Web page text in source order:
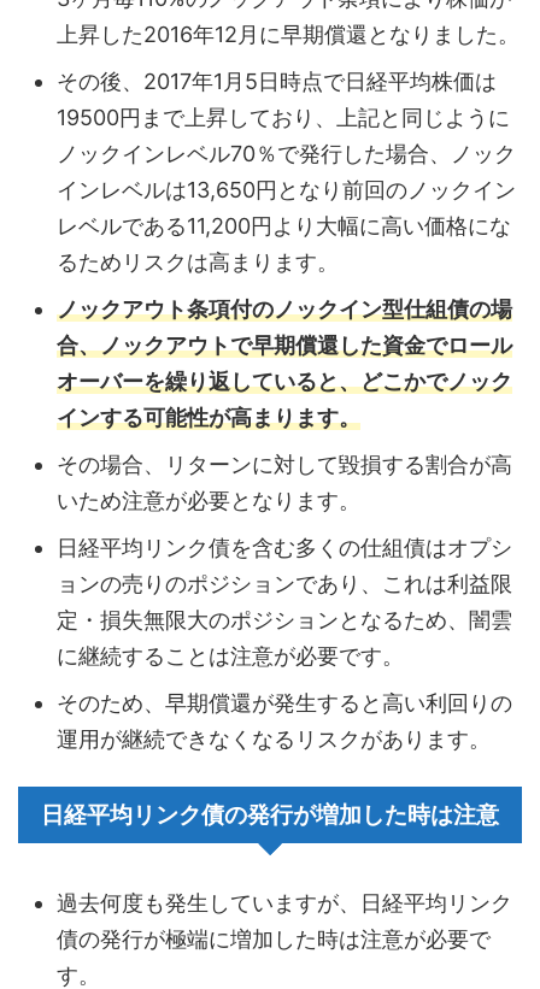
上昇した2016年12月に早期償還となりました。
その後、2017年1月5日時点で日経平均株価は
19500円まで上昇しており、上記と同じように
ノックインレベル70％で発行した場合、ノック
インレベルは13,650円となり前回のノックイン
レベルである11,200円より大幅に高い価格にな
るためリスクは高まります。
ノックアウト条項付のノックイン型仕組債の場
合、ノックアウトで早期償還した資金でロール
オーバーを繰り返していると、どこかでノック
インする可能性が高まります。
その場合、リターンに対して毀損する割合が高
いため注意が必要となります。
日経平均リンク債を含む多くの仕組債はオプシ
ョンの売りのポジションであり、これは利益限
定・損失無限大のポジションとなるため、闇雲
に継続することは注意が必要です。
そのため、早期償還が発生すると高い利回りの
運用が継続できなくなるリスクがあります。
日経平均リンク債の発行が増加した時は注意
過去何度も発生していますが、日経平均リンク
債の発行が極端に増加した時は注意が必要で
す。